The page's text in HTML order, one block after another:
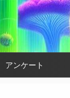
アンケート